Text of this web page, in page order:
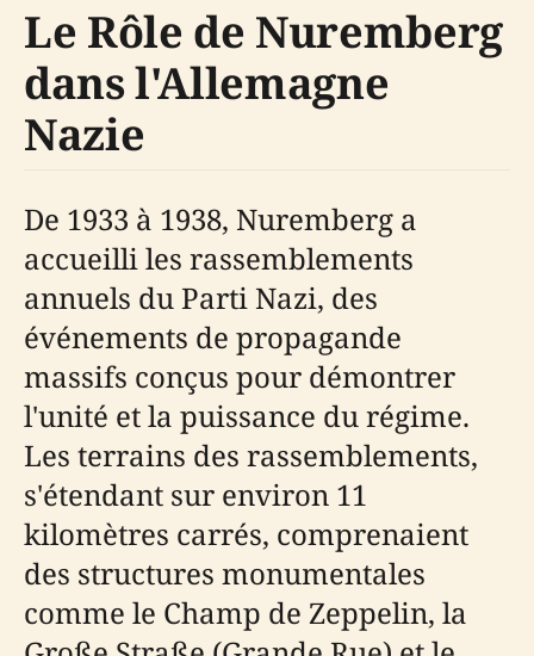
Le Rôle de Nuremberg
dans l'Allemagne
Nazie
De 1933 à 1938, Nuremberg a
accueilli les rassemblements
annuels du Parti Nazi, des
événements de propagande
massifs conçus pour démontrer
l'unité et la puissance du régime.
Les terrains des rassemblements,
s'étendant sur environ 11
kilomètres carrés, comprenaient
des structures monumentales
comme le Champ de Zeppelin, la